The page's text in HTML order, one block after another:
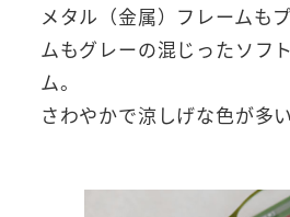
メタル（金属）フレームも
ムもグレーの混じったソフ
ム。
さわやかで涼しげな色が多